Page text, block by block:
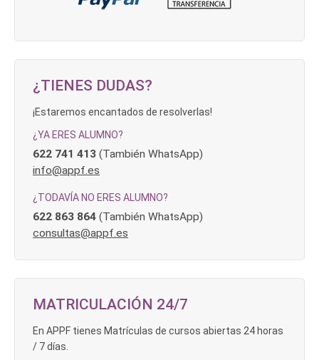
¿TIENES DUDAS?
¡Estaremos encantados de resolverlas!
¿YA ERES ALUMNO?
622 741 413 (También WhatsApp)
info@appf.es
¿TODAVÍA NO ERES ALUMNO?
622 863 864 (También WhatsApp)
consultas@appf.es
MATRICULACIÓN 24/7
En APPF tienes Matrículas de cursos abiertas 24 horas
/ 7 días.